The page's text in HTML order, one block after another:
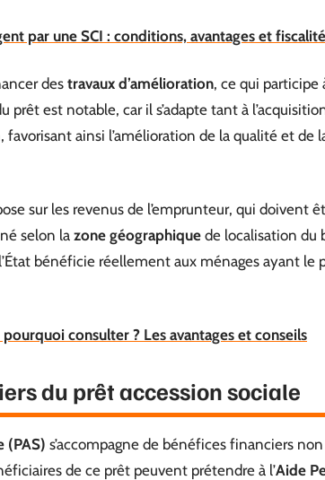
par une SCI : conditions, avantages et
des travaux d’amélioration, ce qui participe
est notable, car il s’adapte tant à
favorisant ainsi l’amélioration de la qualité et de
sur les revenus de l’emprunteur, qui doivent
selon la zone géographique de localisation du
bénéficie réellement aux ménages ayant le
consulter ? Les avantages et conseils
du prêt accession sociale
(PAS) s’accompagne de bénéfices financiers
de ce prêt peuvent prétendre à l’Aide